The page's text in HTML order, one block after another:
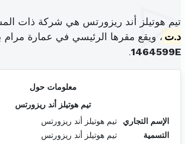
تيم هوتيلز أند ريزورتس هي شركة ذات
د.ت ، ويقع مقرها الرئيسي في عمارة مرام بلاس المنزه -1-
1464599E
.
معلومات حول
تيم هوتيلز أند ريزورتس
الإسم التجاري
تيم هوتيلز أند ريزورتس
التسمية
تيم هوتيلز أند ريزورتس